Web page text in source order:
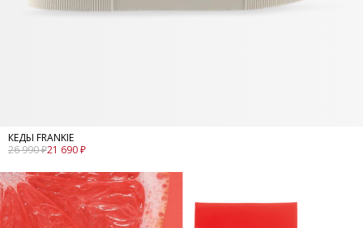
КЕДЫ FRANKIE
26 990 ₽21 690 ₽